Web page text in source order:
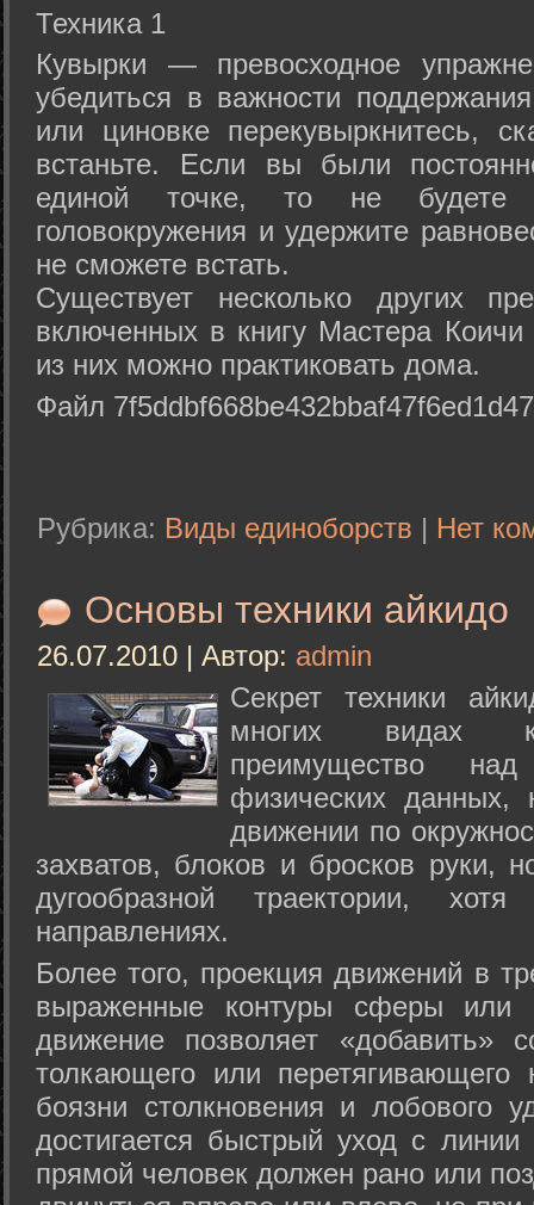
Техника 1
Кувырки — превосходное
убедиться в важности
или циновке перекувыркнитесь,
встаньте. Если вы были
единой точке, то не будете
головокружения и удержите
не сможете встать.
Существует несколько других
включенных в книгу Мастера
из них можно практиковать дома.
Файл
Рубрика: Виды единоборств | Нет
Основы техники айкидо
26.07.2010 | Автор: admin
Секрет техники
многих видах
преимущество
физических данных,
движении по
захватов, блоков и бросков руки,
дугообразной траектории,
направлениях.
Более того, проекция движений в
выраженные контуры сферы или
движение позволяет «добавить»
толкающего или перетягивающего
боязни столкновения и лобового
достигается быстрый уход с
прямой человек должен рано или